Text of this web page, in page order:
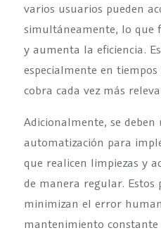
varios usuarios pueden
simultáneamente, lo que
y aumenta la eficiencia.
especialmente en
cobra cada vez más
Adicionalmente, se
automatización para
que realicen limpiezas y
de manera regular. Estos
minimizan el error
mantenimiento constante